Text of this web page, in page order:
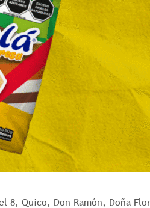
8, Quico, Don Ramón, Doña